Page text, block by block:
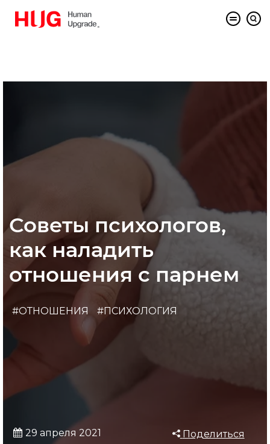
Советы психологов,
как наладить
отношения с парнем
#ОТНОШЕНИЯ #ПСИХОЛОГИЯ
29 апреля 2021 Поделиться